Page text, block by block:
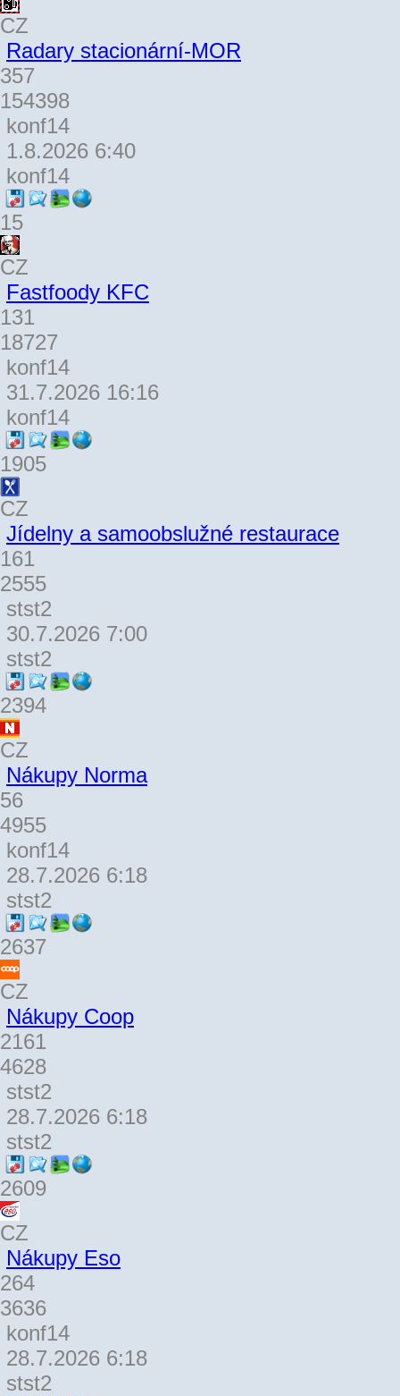
CZ
Radary stacionární-MOR
357
154398
konf14
1.8.2026 6:40
konf14
15
CZ
Fastfoody KFC
131
18727
konf14
31.7.2026 16:16
konf14
1905
CZ
Jídelny a samoobslužné restaurace
161
2555
stst2
30.7.2026 7:00
stst2
2394
CZ
Nákupy Norma
56
4955
konf14
28.7.2026 6:18
stst2
2637
CZ
Nákupy Coop
2161
4628
stst2
28.7.2026 6:18
stst2
2609
CZ
Nákupy Eso
264
3636
konf14
28.7.2026 6:18
stst2